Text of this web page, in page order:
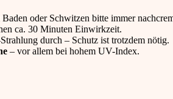
oder Schwitzen bitte immer
ca. 30 Minuten Einwirkzeit.
durch – Schutz ist trotzdem nötig.
– vor allem bei hohem UV-Index.